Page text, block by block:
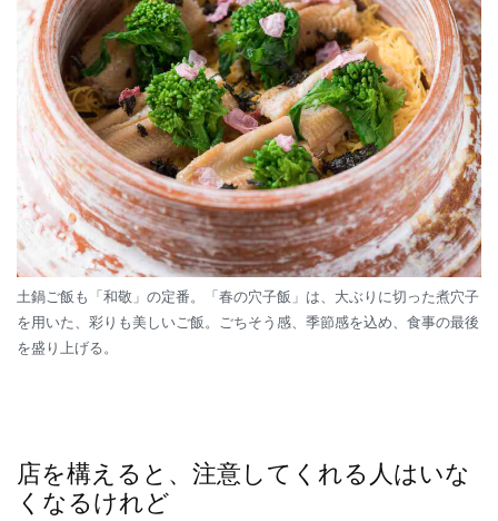
土鍋ご飯も「和敬」の定番。「春の穴子飯」は、大ぶりに切った煮穴子
を用いた、彩りも美しいご飯。ごちそう感、季節感を込め、食事の最後
を盛り上げる。
店を構えると、注意してくれる人はいな
くなるけれど